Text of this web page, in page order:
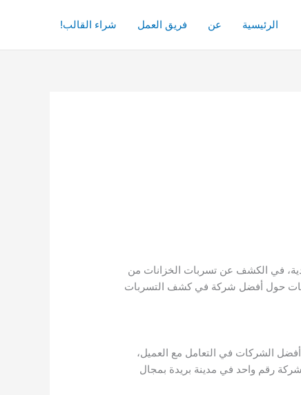
الرئيسية عن فريق العمل شراء القالب!
في الكشف عن تسربات الخزانات من
حول أفضل شركة في كشف التسربات
الشركات في التعامل مع العميل،
رقم واحد في مدينة بريدة بمجال